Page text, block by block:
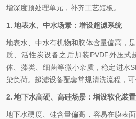
增深度预处理单元，补齐工艺短板。
1. 地表水、中水场景：增设超滤系统
地表水、中水有机物和胶体含量偏高，
质、活性炭设备之后加装PVDF外压式
体、藻类、细菌等微小杂质，稳定进水
染负荷。超滤设备配套常规清洗流程，可
2. 地下水高硬、高硅场景：增设软化装置
地下水硬度、硅含量偏高，容易在膜表